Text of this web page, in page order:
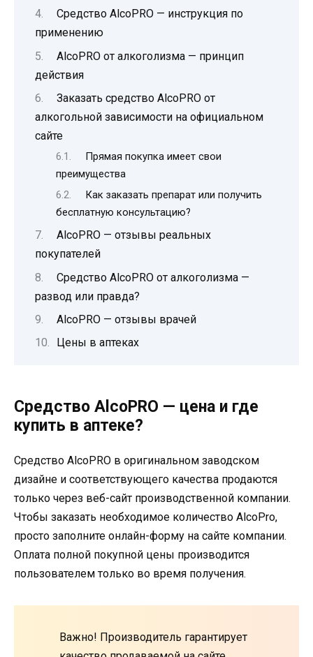
Средство AlcoPRO — инструкция по
применению
AlcoPRO от алкоголизма — принцип
действия
Заказать средство AlcoPRO от
алкогольной зависимости на официальном
сайте
Прямая покупка имеет свои
преимущества
Как заказать препарат или получить
бесплатную консультацию?
AlcoPRO — отзывы реальных
покупателей
Средство AlcoPRO от алкоголизма —
развод или правда?
AlcoPRO — отзывы врачей
Цены в аптеках
Средство AlcoPRO — цена и где
купить в аптеке?
Средство AlcoPRO в оригинальном заводском
дизайне и соответствующего качества продаются
только через веб-сайт производственной компании.
Чтобы заказать необходимое количество AlcoPro,
просто заполните онлайн-форму на сайте компании.
Оплата полной покупной цены производится
пользователем только во время получения.
Важно! Производитель гарантирует